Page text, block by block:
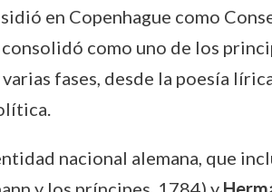
en Copenhague como
como uno de los
fases, desde la poesía
nacional alemana, que